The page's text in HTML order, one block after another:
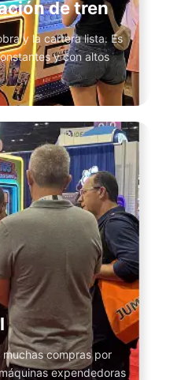
de tren
y la cartera lista. Es
y con altos
compras por
expendedoras